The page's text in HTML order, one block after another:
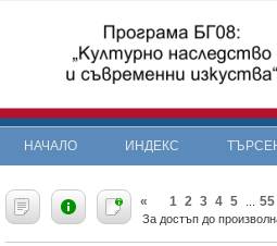
НАЧАЛО ИНДЕКС
« 1 2 3 4 5 55
За достъп до